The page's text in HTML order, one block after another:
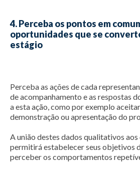
4. Perceba os pontos em
oportunidades que se
estágio
Perceba as ações de cada
de acompanhamento e as respostas
a esta ação, como por exemplo
demonstração ou apresentação do
A união destes dados qualitativos
permitirá estabelecer seus objetivos
perceber os comportamentos